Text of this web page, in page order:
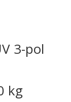
3-pol
kg